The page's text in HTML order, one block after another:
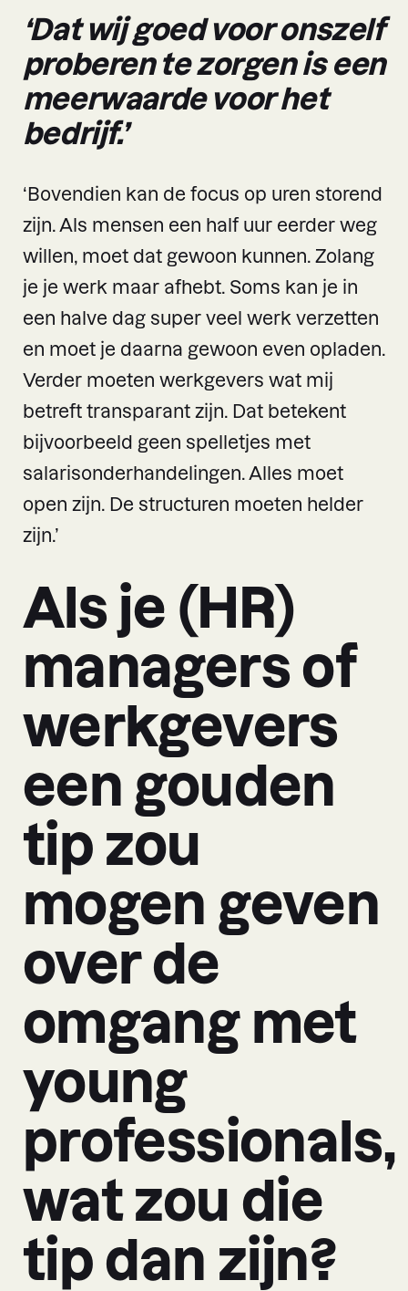
‘Dat wij goed voor onszelf
proberen te zorgen is een
meerwaarde voor het
bedrijf.’
‘Bovendien kan de focus op uren storend
zijn. Als mensen een half uur eerder weg
willen, moet dat gewoon kunnen. Zolang
je je werk maar afhebt. Soms kan je in
een halve dag super veel werk verzetten
en moet je daarna gewoon even opladen.
Verder moeten werkgevers wat mij
betreft transparant zijn. Dat betekent
bijvoorbeeld geen spelletjes met
salarisonderhandelingen. Alles moet
open zijn. De structuren moeten helder
zijn.’
Als je (HR)
managers of
werkgevers
een gouden
tip zou
mogen geven
over de
omgang met
young
professionals,
wat zou die
tip dan zijn?